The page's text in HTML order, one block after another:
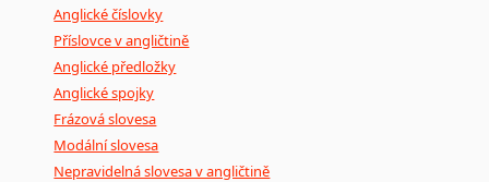
Anglické číslovky
Příslovce v angličtině
Anglické předložky
Anglické spojky
Frázová slovesa
Modální slovesa
Nepravidelná slovesa v angličtině